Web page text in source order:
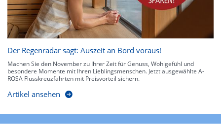
Der Regenradar sagt: Auszeit an Bord voraus!
Machen Sie den November zu Ihrer Zeit für Genuss, Wohlgefühl und
besondere Momente mit Ihren Lieblingsmenschen. Jetzt ausgewählte A-
ROSA Flusskreuzfahrten mit Preisvorteil sichern.
Artikel ansehen